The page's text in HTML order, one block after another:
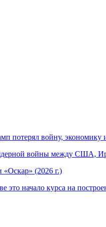
потерял войну, экономику
войны между США,
(2026 г.)
это начало курса на